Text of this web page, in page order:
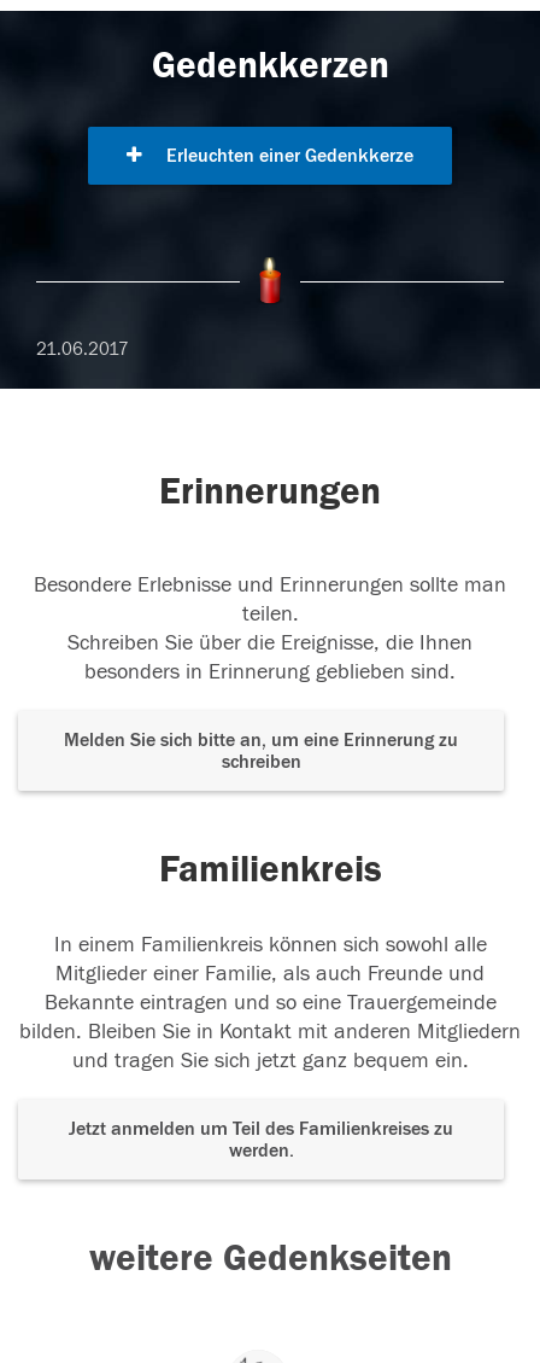
Gedenkkerzen
Erleuchten einer Gedenkkerze
21.06.2017
Erinnerungen
Besondere Erlebnisse und Erinnerungen sollte man
teilen.
Schreiben Sie über die Ereignisse, die Ihnen
besonders in Erinnerung geblieben sind.
Melden Sie sich bitte an, um eine Erinnerung zu
schreiben
Familienkreis
In einem Familienkreis können sich sowohl alle
Mitglieder einer Familie, als auch Freunde und
Bekannte eintragen und so eine Trauergemeinde
bilden. Bleiben Sie in Kontakt mit anderen Mitgliedern
und tragen Sie sich jetzt ganz bequem ein.
Jetzt anmelden um Teil des Familienkreises zu
werden.
weitere Gedenkseiten